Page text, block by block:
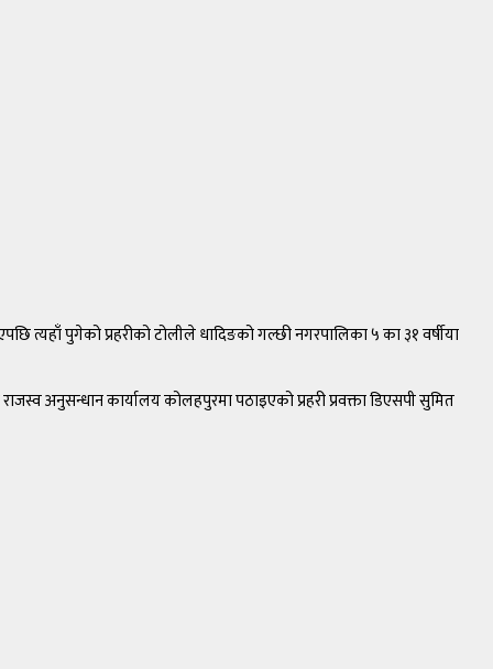
त्यहाँ पुगेको प्रहरीको टोलीले धादिङको गल्छी नगरपालिका ५ का ३१ वर्षीया
अनुसन्धान कार्यालय कोलहपुरमा पठाइएको प्रहरी प्रवक्ता डिएसपी सुमित